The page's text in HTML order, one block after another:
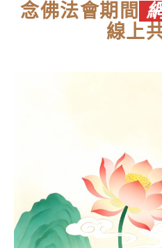
念佛法會期間
線上